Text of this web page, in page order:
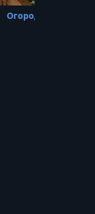
Огород на балконе